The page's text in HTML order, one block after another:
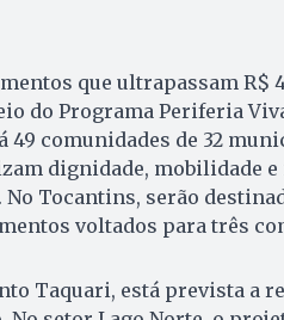
que ultrapassam R$
do Programa Periferia
49 comunidades de 32
dignidade, mobilidade
Tocantins, serão
voltados para três
Taquari, está prevista a